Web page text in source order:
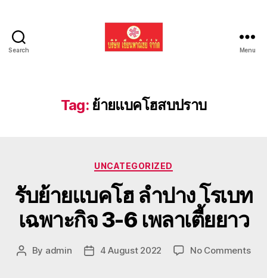
Search
รถ
แบค
Menu
Tag: ย้ายแบคโฮสบปราบ
Categories
UNCATEGORIZED
รับย้ายแบคโฮ ลำปาง โรเบท
เฉพาะกิจ 3-6 เพลาเตี้ยยาว
Post
By admin
Post4 August 2022 No Commentson